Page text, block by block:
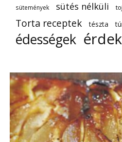
sütemények sütés nélküli
Torta receptek tészta
édességek